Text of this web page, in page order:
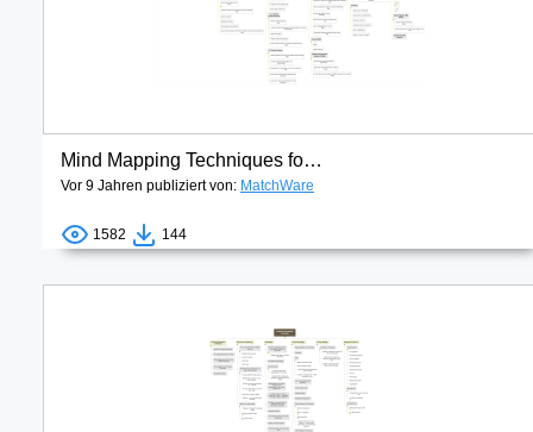
Mind Mapping Techniques for Scope Planning
Vor 9 Jahren publiziert von: MatchWare
1582 144